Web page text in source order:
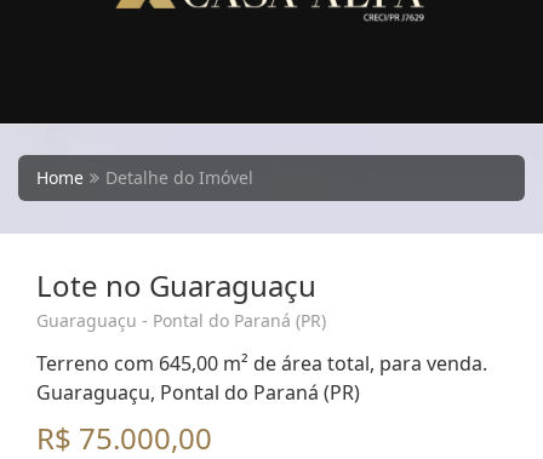
Home Detalhe do Imóvel
Lote no Guaraguaçu
Guaraguaçu - Pontal do Paraná (PR)
Terreno com 645,00 m² de área total, para venda.
Guaraguaçu, Pontal do Paraná (PR)
R$ 75.000,00